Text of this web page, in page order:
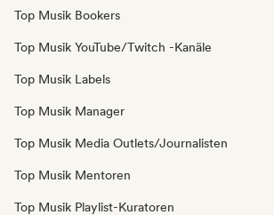
Top Musik Bookers
Top Musik YouTube/Twitch -Kanäle
Top Musik Labels
Top Musik Manager
Top Musik Media Outlets/Journalisten
Top Musik Mentoren
Top Musik Playlist-Kuratoren